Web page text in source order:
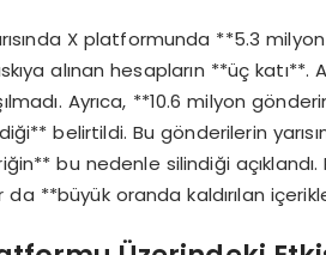
X platformunda **5.3 milyon
alınan hesapların **üç katı**.
Ayrıca, **10.6 milyon
belirtildi. Bu gönderilerin
bu nedenle silindiği
**büyük oranda kaldırılan